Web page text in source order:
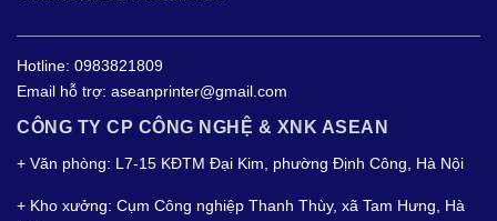
Hotline: 0983821809
Email hỗ trợ: aseanprinter@gmail.com
CÔNG TY CP CÔNG NGHỆ & XNK ASEAN
+ Văn phòng: L7-15 KĐTM Đại Kim, phường Định Công, Hà Nội
+ Kho xưởng: Cụm Công nghiệp Thanh Thùy, xã Tam Hưng, Hà